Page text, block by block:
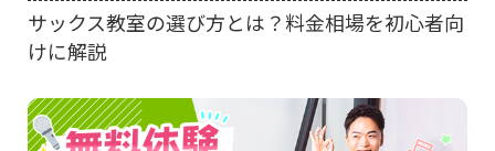
サックス教室の選び方とは？料金相場を初心者向
けに解説